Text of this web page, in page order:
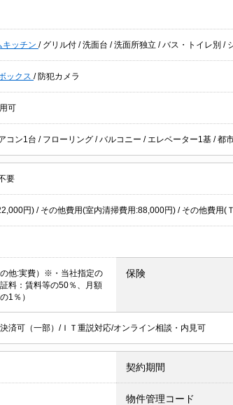
キッチン / グリル付 /洗面台 /洗面所独立 /バス・トイレ別 /
ックス / 防犯カメラ
可
コン1台 / フローリング /バルコニー / エレベーター1基 /都
要
円) / その他費用(室内清掃費用:88,000円) / その他費用(
他:実費）※・当社指定の
料：賃料等の50％、月額
1％）
保険
済可（一部）/ＩＴ重説対応/オンライン相談・内見可
契約期間
物件管理コード